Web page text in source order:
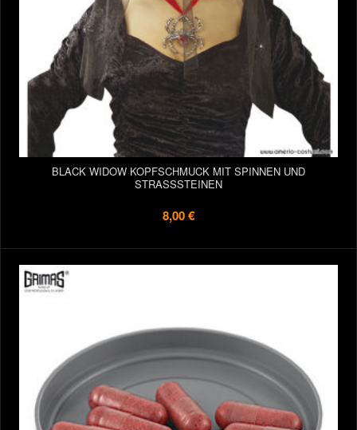
BLACK WIDOW KOPFSCHMUCK MIT SPINNEN UND
STRASSSTEINEN
8,00 €